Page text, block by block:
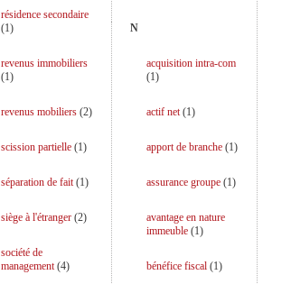
résidence secondaire
(1)
revenus immobiliers
(1)
revenus mobiliers(2)
scission partielle(1)
séparation de fait(1)
siège à l'étranger(2)
société de
management(4)
N
acquisition intra-com
(1)
actif net(1)
apport de branche(1)
assurance groupe(1)
avantage en nature
immeuble(1)
bénéfice fiscal(1)